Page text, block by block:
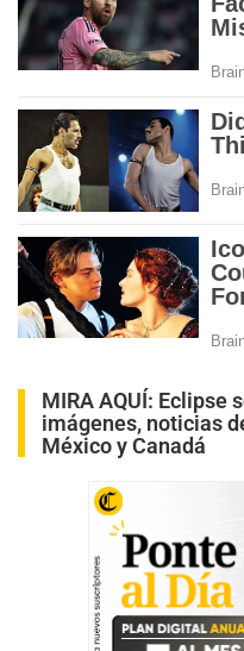
MIRA AQUÍ: Eclipse
imágenes, noticias
México y Canadá